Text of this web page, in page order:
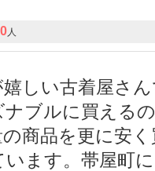
0 人
しい古着屋さ
ブルに買える
商品を更に安
ます。帯屋町